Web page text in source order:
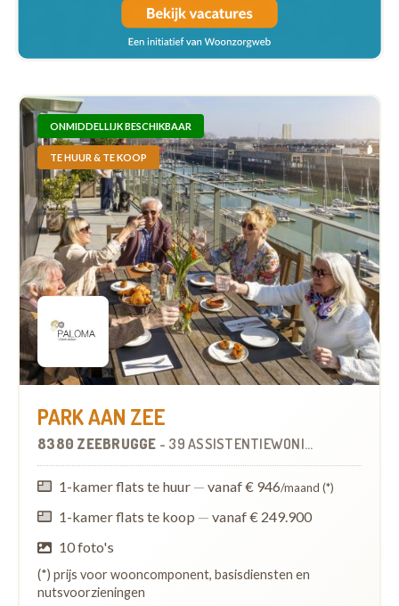
ONMIDDELLIJK BESCHIKBAAR
TE HUUR & TE KOOP
PARK AAN ZEE
8380 ZEEBRUGGE - 39 ASSISTENTIEWONINGEN
1-kamer flats te huur — vanaf € 946/maand (*)
1-kamer flats te koop — vanaf € 249.900
10 foto's
(*) prijs voor wooncomponent, basisdiensten en
nutsvoorzieningen